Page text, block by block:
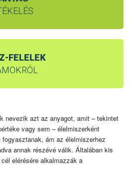
FELELEK
nevezik azt az anyagot, amit – tekintet
vagy sem – élelmiszerként
fogyasztanak, ám az élelmiszerhez
annak részévé válik. Általában kis
elérésére alkalmazzák a